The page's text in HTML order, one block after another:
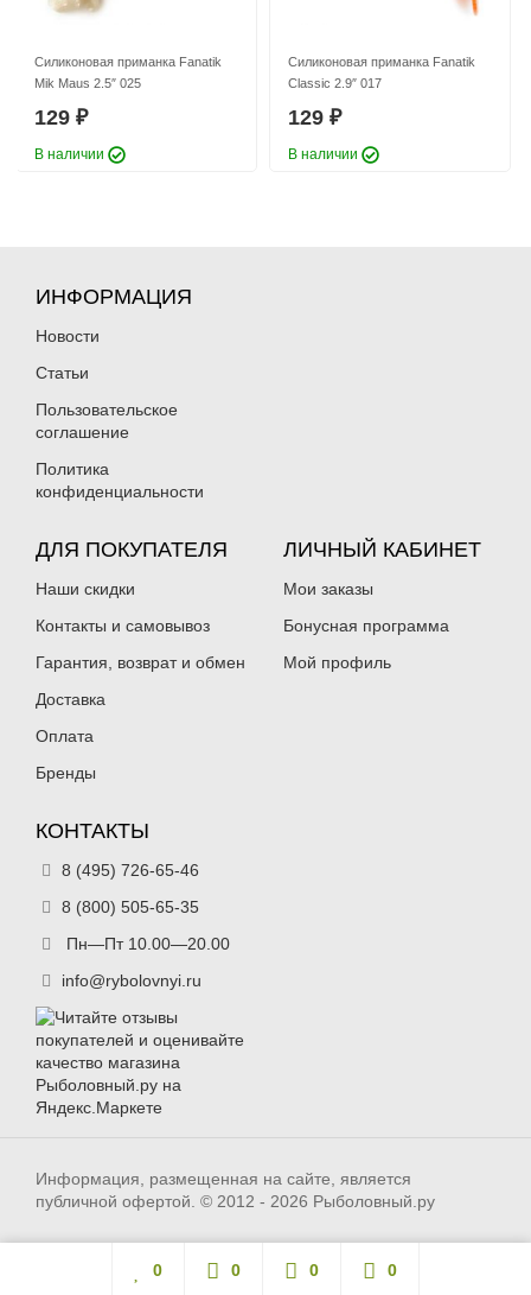
Силиконовая приманка Fanatik
Mik Maus 2.5″ 025
129 ₽
В наличии
Силиконовая приманка Fanatik
Classic 2.9″ 017
129 ₽
В наличии
ИНФОРМАЦИЯ
Новости
Статьи
Пользовательское
соглашение
Политика
конфиденциальности
ДЛЯ ПОКУПАТЕЛЯ
Наши скидки
Контакты и самовывоз
Гарантия, возврат и обмен
Доставка
Оплата
Бренды
ЛИЧНЫЙ КАБИНЕТ
Мои заказы
Бонусная программа
Мой профиль
КОНТАКТЫ
8 (495) 726-65-46
8 (800) 505-65-35
Пн—Пт 10.00—20.00
info@rybolovnyi.ru
Информация, размещенная на сайте, является
публичной офертой. © 2012 - 2026 Рыболовный.ру
0 0 0 0